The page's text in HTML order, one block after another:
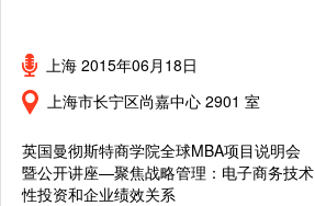
上海 2015年06月18日
上海市长宁区尚嘉中心 2901 室
英国曼彻斯特商学院全球MBA项目说明会
暨公开讲座—聚焦战略管理：电子商务技术
性投资和企业绩效关系